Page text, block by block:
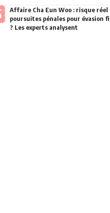
Affaire Cha Eun Woo : risque réel
poursuites pénales pour évasion
? Les experts analysent